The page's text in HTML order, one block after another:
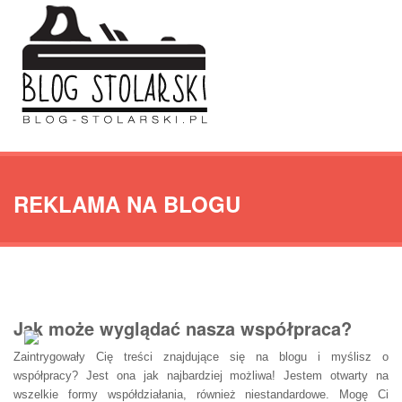
REKLAMA NA BLOGU
Jak może wyglądać nasza współpraca?
Zaintrygowały Cię treści znajdujące się na blogu i myślisz o
współpracy? Jest ona jak najbardziej możliwa! Jestem otwarty na
wszelkie formy współdziałania, również niestandardowe. Mogę Ci